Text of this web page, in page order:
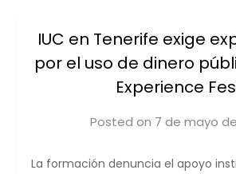
IUC en Tenerife exige
por el uso de dinero
Experience
Posted on 7 de mayo
La formación denuncia el apoyo